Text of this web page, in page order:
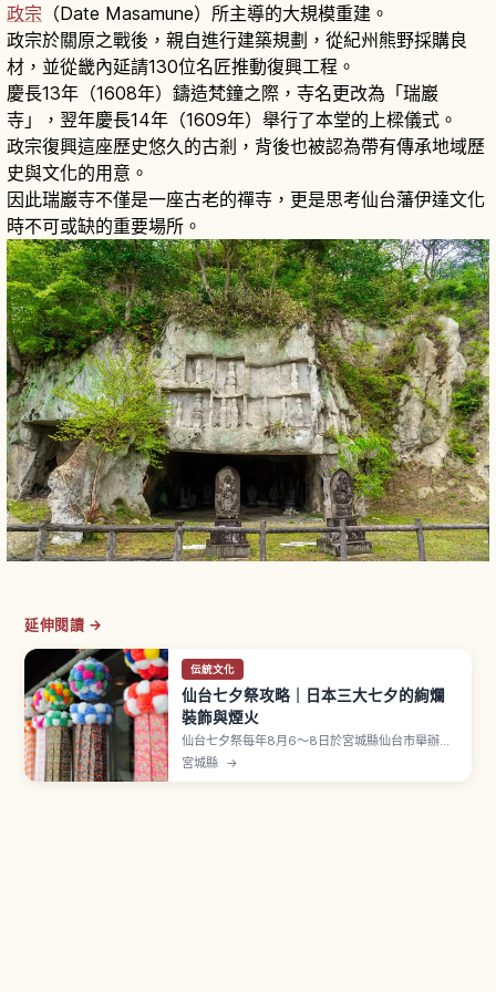
政宗 （Date Masamune）所主導的大規模重建。
政宗於關原之戰後，親自進行建築規劃，從紀州熊野採購良
材，並從畿內延請130位名匠推動復興工程。
慶長13年（1608年）鑄造梵鐘之際，寺名更改為「瑞巖
寺」，翌年慶長14年（1609年）舉行了本堂的上樑儀式。
政宗復興這座歷史悠久的古剎，背後也被認為帶有傳承地域歷
史與文化的用意。
因此瑞巖寺不僅是一座古老的禪寺，更是思考仙台藩伊達文化
時不可或缺的重要場所。
延伸閱讀 →
伝統文化
仙台七夕祭攻略｜日本三大七夕的絢爛
裝飾與煙火
仙台七夕祭每年8月6〜8日於宮城縣仙台市舉辦，
是日本三大七夕祭之一，被指定為國家重要無形民
宮城縣 →